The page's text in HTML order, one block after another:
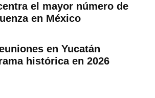
el mayor número de
en México
en Yucatán
histórica en 2026